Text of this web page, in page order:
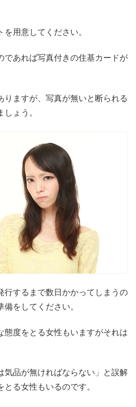
用意してください。
であれば写真付きの住基カードが
りますが、写真が無いと断られる
ょう。
行するまで数日かかってしまうの
をしてください。
態度をとる女性もいますがそれは
気品が無ければならない」と誤解
る女性もいるのです。